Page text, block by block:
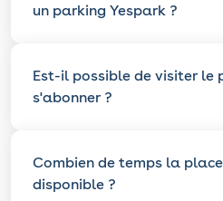
un parking Yespark ?
Est-il possible de visiter le
s'abonner ?
Combien de temps la
disponible ?